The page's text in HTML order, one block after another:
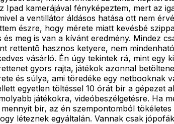
Ipad kamerájával fényképeztem, mert az
a ventillátor áldásos hatása ott nem
észre, hogy mérete miatt kevésbé
meg is van a kívánt eredmény. Mindez
rettentõ hasznos ketyere, nem
vásárló. Én úgy tekintek rá, mint egy
gyors rajta, játékok azonnal
és súlya, ami töredéke egy netbooknak
egyetlen töltéssel 10 órát bír a gépezet
játékokra, videóbeszélgetésre. Ha
bír, az én szempontomból
léteznek egyáltalán. Vannak csak